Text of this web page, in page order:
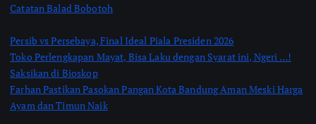
Catatan Balad Bobotoh
Persib vs Persebaya, Final Ideal Piala Presiden 2026
Toko Perlengkapan Mayat, Bisa Laku dengan Syarat ini, Ngeri …!
Saksikan di Bioskop
Farhan Pastikan Pasokan Pangan Kota Bandung Aman Meski Harga
Ayam dan Timun Naik